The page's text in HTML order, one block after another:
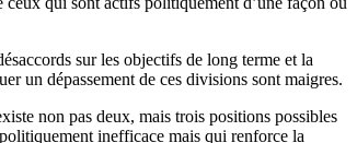
sur les objectifs de long terme et la
un dépassement de ces divisions sont maigres.
non pas deux, mais trois positions possibles
inefficace mais qui renforce la